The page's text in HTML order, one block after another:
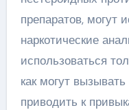
препаратов, могут
наркотические
использоваться
как могут
приводить к